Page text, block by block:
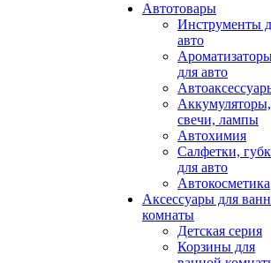
Автотовары
Инструменты
авто
для авто
Аккумуляторы,
свечи, лампы
Автохимия
Салфетки,
для авто
Автокосметика
Аксессуары для
комнаты
Детская серия
Корзины для